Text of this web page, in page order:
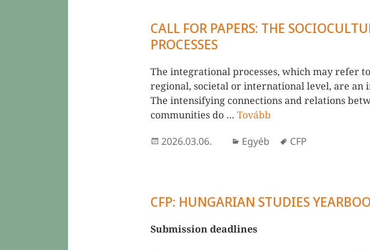
CALL FOR PAPERS: THE
PROCESSES
The integrational processes, which may refer
regional, societal or international level, are
The intensifying connections and relations
communities do … Tovább
Közzétéve
2026.03.06. Kategória
Egyéb Címke
CFP
CFP: HUNGARIAN STUDIES
Submission deadlines